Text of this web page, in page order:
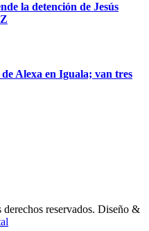
la detención de Jesús
Alexa en Iguala; van tres
reservados. Diseño &